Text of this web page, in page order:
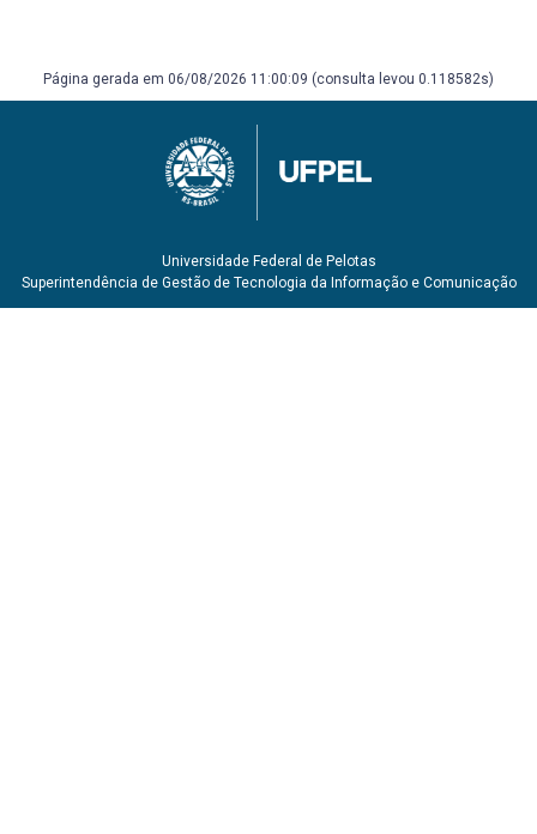
Página gerada em 06/08/2026 11:00:09 (consulta levou 0.118582s)
Universidade Federal de Pelotas
Superintendência de Gestão de Tecnologia da Informação e Comunicação